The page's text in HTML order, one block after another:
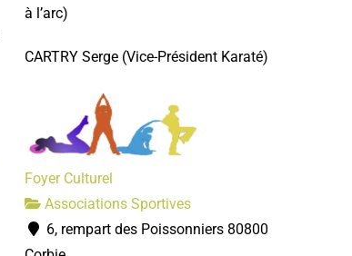
à l’arc)
CARTRY Serge (Vice-Président Karaté)
Foyer Culturel
Associations Sportives
6, rempart des Poissonniers 80800